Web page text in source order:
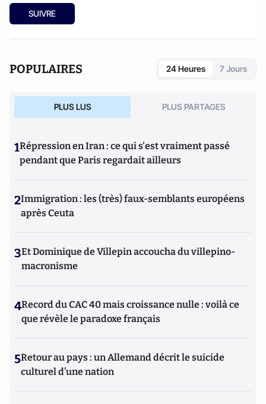
SUIVRE
POPULAIRES 24 Heures 7 Jours
PLUS LUS PLUS PARTAGES
1Répression en Iran : ce qui s'est vraiment passé
pendant que Paris regardait ailleurs
2Immigration : les (très) faux-semblants européens
après Ceuta
3Et Dominique de Villepin accoucha du villepino-
macronisme
4Record du CAC 40 mais croissance nulle : voilà ce
que révèle le paradoxe français
5Retour au pays : un Allemand décrit le suicide
culturel d’une nation